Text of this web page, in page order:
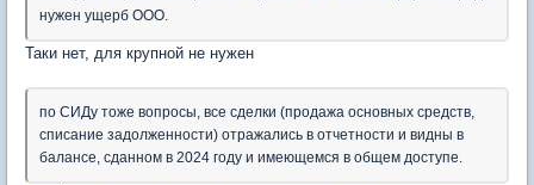
нужен ущерб ООО.
Таки нет, для крупной не нужен
по СИДу тоже вопросы, все сделки (продажа основных средств,
списание задолженности) отражались в отчетности и видны в
балансе, сданном в 2024 году и имеющемся в общем доступе.